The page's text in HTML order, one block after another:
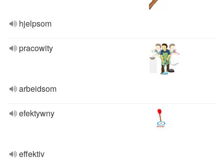
hjelpsom
pracowity
arbeidsom
efektywny
effektiv